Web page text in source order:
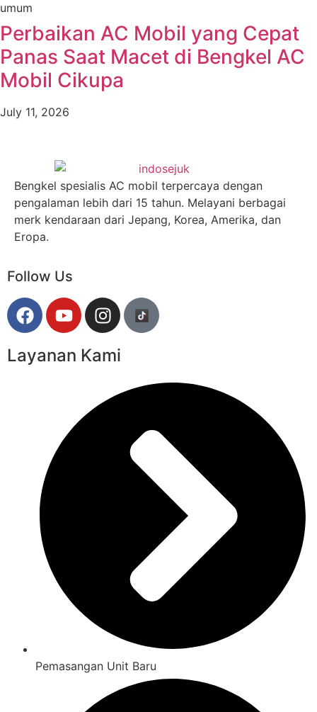
umum
Perbaikan AC Mobil yang Cepat
Panas Saat Macet di Bengkel AC
Mobil Cikupa
July 11, 2026
Bengkel spesialis AC mobil terpercaya dengan
pengalaman lebih dari 15 tahun. Melayani berbagai
merk kendaraan dari Jepang, Korea, Amerika, dan
Eropa.
Follow Us
Layanan Kami
Pemasangan Unit Baru